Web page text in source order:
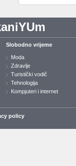
Slobodno vrijeme
Moda
Zdravlje
Turistički vodič
Tehnologija
Kompjuteri i internet
policy